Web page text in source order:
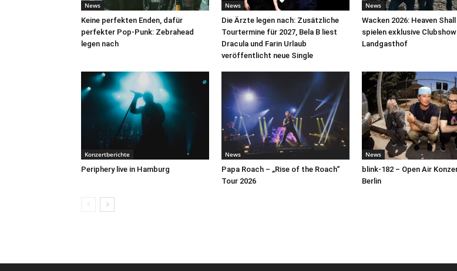
News
Keine perfekten Enden, dafür
perfekter Pop-Punk: Zebrahead
legen nach
News
Die Ärzte legen nach: Zusätzliche
Tourtermine für 2027, Bela B liest
Dracula und Farin Urlaub
veröffentlicht neue Single
News
Wacken 2026: Heaven
spielen exklusive
Landgasthof
Konzertberichte
Periphery live in Hamburg
News
Papa Roach – „Rise of the Roach“
Tour 2026
News
blink-182 – Open Air
Berlin